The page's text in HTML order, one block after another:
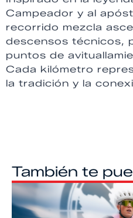
Campeador y al
recorrido mezcla
descensos técnicos,
puntos de
Cada kilómetro
la tradición y la
También te